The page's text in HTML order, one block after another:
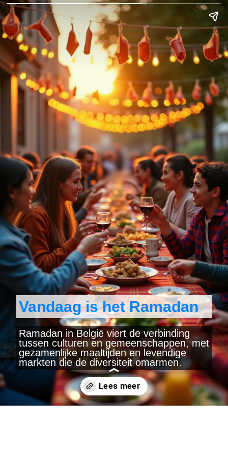
Vandaag is het Ramadan
Ramadan in België viert de verbinding
tussen culturen en gemeenschappen, met
gezamenlijke maaltijden en levendige
markten die de diversiteit omarmen.